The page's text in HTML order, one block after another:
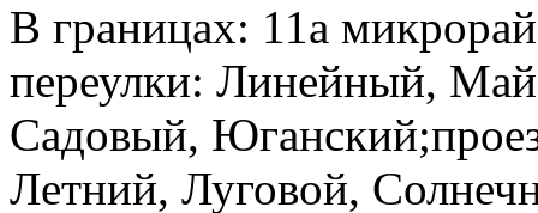
В границах: 11а
переулки: Линейный,
Садовый,
Летний, Луговой,